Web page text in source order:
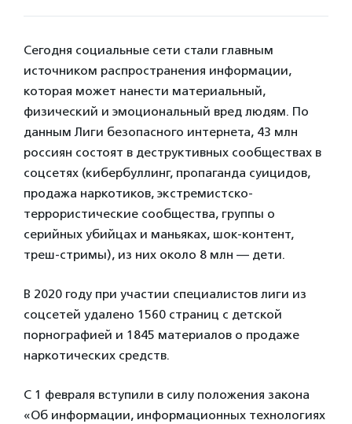
Сегодня социальные сети стали главным
источником распространения информации,
которая может нанести материальный,
физический и эмоциональный вред людям. По
данным Лиги безопасного интернета, 43 млн
россиян состоят в деструктивных сообществах в
соцсетях (кибербуллинг, пропаганда суицидов,
продажа наркотиков, экстремистско-
террористические сообщества, группы о
серийных убийцах и маньяках, шок-контент,
треш-стримы), из них около 8 млн — дети.
В 2020 году при участии специалистов лиги из
соцсетей удалено 1560 страниц с детской
порнографией и 1845 материалов о продаже
наркотических средств.
С 1 февраля вступили в силу положения закона
«Об информации, информационных технологиях